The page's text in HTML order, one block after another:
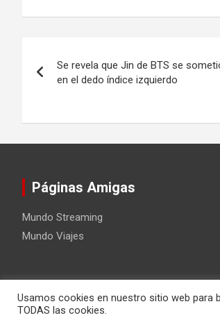
de
Se revela que Jin de BTS se
en el dedo índice izquierdo
Páginas Amigas
Mundo Streaming
Mundo Viajes
Copyright ©2026Mundo Kpop Tema
Usamos cookies en nuestro sitio web para
TODAS las cookies.